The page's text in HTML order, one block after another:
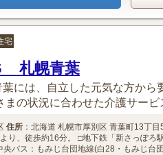
宅
札幌青葉
には、自立した元気な方か
まの状況に合わせた介護サービ
住所 ： 北海道 札幌市厚別区 青葉町13丁目
り、徒歩約16分。
□地下鉄「新さっぽろ
央バス：もみじ台団地線(白28・もみじ台